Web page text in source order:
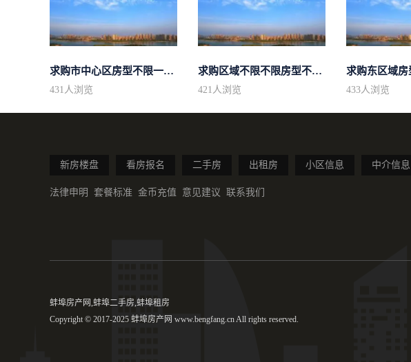
求购市中心区房型不限一室一厅一卫简...
431人浏览
求购区域不限不限房型不限两室一厅简...
421人浏览 433人浏览
新房楼盘 看房报名 二手房 出租房 小区信息 中介信息
法律申明 套餐标准 金币充值 意见建议 联系我们
蚌埠房产网,蚌埠二手房,蚌埠租房
Copyright © 2017-2025 蚌埠房产网 www.bengfang.cn All rights reserved.